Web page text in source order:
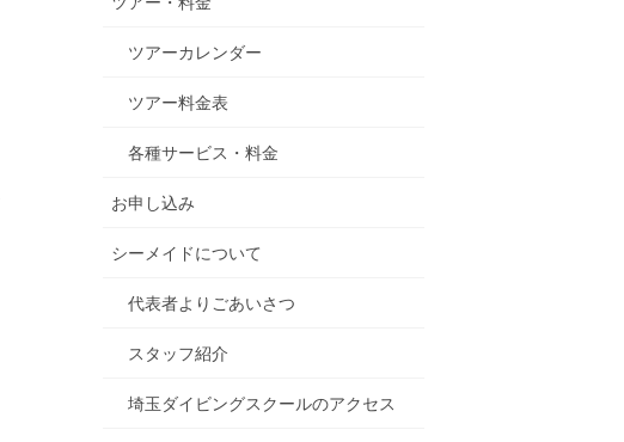
ツアーカレンダー
ツアー料金表
各種サービス・料金
お申し込み
シーメイドについて
代表者よりごあいさつ
スタッフ紹介
埼玉ダイビングスクールのアクセス